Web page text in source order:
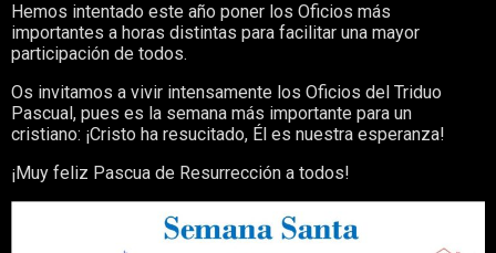
Hemos intentado este año poner los Oficios más
importantes a horas distintas para facilitar una mayor
participación de todos.
Os invitamos a vivir intensamente los Oficios del Triduo
Pascual, pues es la semana más importante para un
cristiano: ¡Cristo ha resucitado, Él es nuestra esperanza!
¡Muy feliz Pascua de Resurrección a todos!